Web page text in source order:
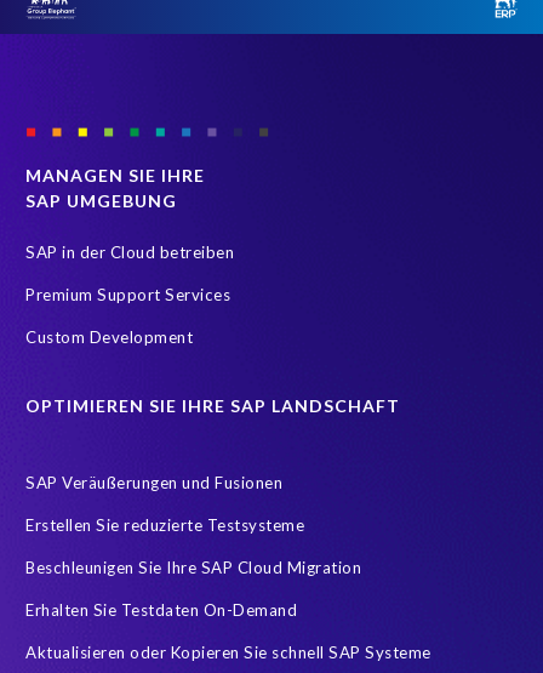
MANAGEN SIE IHRE
SAP UMGEBUNG
SAP in der Cloud betreiben
Premium Support Services
Custom Development
OPTIMIEREN SIE IHRE SAP LANDSCHAFT
SAP Veräußerungen und Fusionen
Erstellen Sie reduzierte Testsysteme
Beschleunigen Sie Ihre SAP Cloud Migration
Erhalten Sie Testdaten On-Demand
Aktualisieren oder Kopieren Sie schnell SAP Systeme